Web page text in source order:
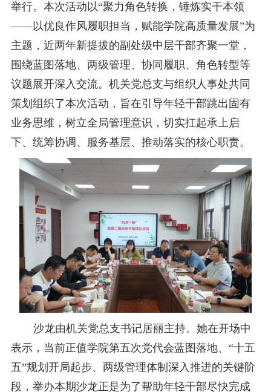
举行。本次活动以“聚力角色转换，锤炼实干本领
——以优良作风履职担当，赋能学院高质量发展”为
主题，近两年新提拔的副处级中层干部齐聚一堂，
围绕蓝图落地、两级管理、协同履职、角色转型等
议题展开深入交流。机关党总支与组织人事处共同
策划组织了本次活动，旨在引导年轻干部跳出固有
业务思维，树立全局管理意识，切实扛起承上启
下、统筹协调、服务基层、推动落实的核心职责。
沙龙由机关党总支书记居丽主持。她在开场中
表示，当前正值学院第五次党代会蓝图落地、 “十五
五”规划开局起步、两级管理体制深入推进的关键阶
段，举办本期沙龙正是为了帮助年轻干部尽快完成